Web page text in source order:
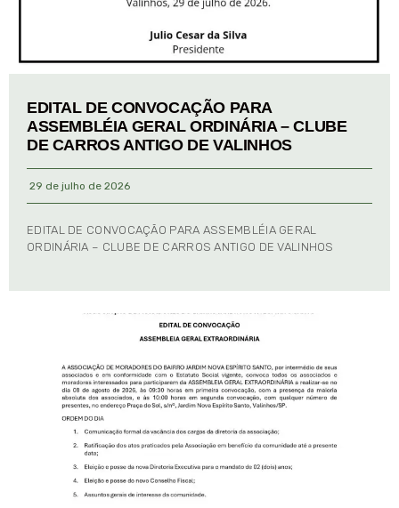
EDITAL DE CONVOCAÇÃO PARA
ASSEMBLÉIA GERAL ORDINÁRIA – CLUBE
DE CARROS ANTIGO DE VALINHOS
29 de julho de 2026
EDITAL DE CONVOCAÇÃO PARA ASSEMBLÉIA GERAL
ORDINÁRIA – CLUBE DE CARROS ANTIGO DE VALINHOS